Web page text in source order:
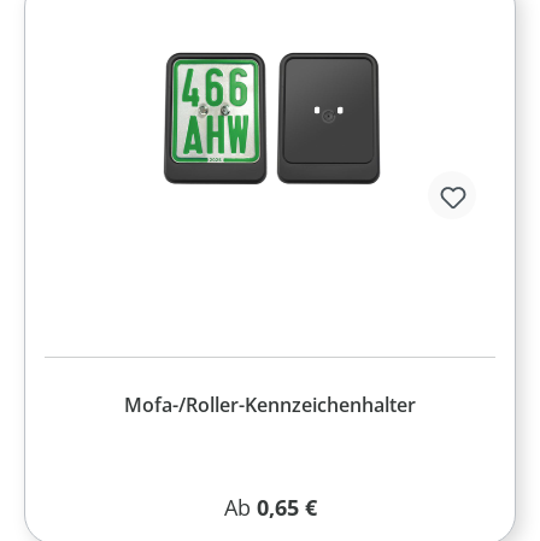
Mofa-/Roller-Kennzeichenhalter
Regulärer Preis:
Ab 0,65 €